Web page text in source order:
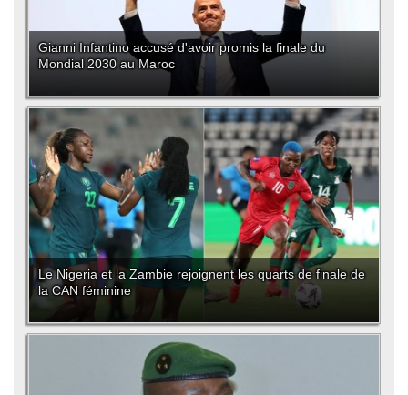
Gianni Infantino accusé d'avoir promis la finale du
Mondial 2030 au Maroc
Le Nigeria et la Zambie rejoignent les quarts de finale de
la CAN féminine